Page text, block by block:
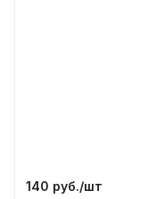
140 руб./шт